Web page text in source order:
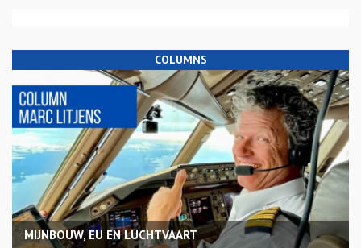
COLUMNS
MIJNBOUW, EU EN LUCHTVAART